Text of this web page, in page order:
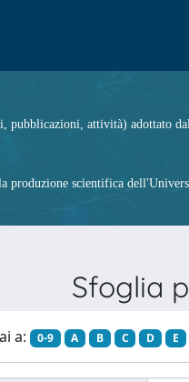
pubblicazioni, attività) adottato
produzione scientifica
Sfoglia
a: 0-9 A B C D E